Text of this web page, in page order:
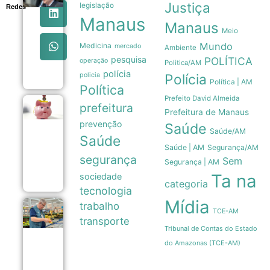
Redes
Milei recua
venda de
terras
queimadas
no Senado
07/08
Poupança
registra
saída
líquida de
R$ 7,15
em julho
07/08
Cesta
básica
legislação
Manaus
Medicina mercado
operação pesquisa
policia polícia
Política
prefeitura
prevenção
Saúde
segurança
sociedade
tecnologia
trabalho
transporte
Justiça
Manaus Meio
Ambiente Mundo
Politica/AM POLÍTICA
Polícia Política | AM
Prefeito David Almeida
Prefeitura de Manaus
Saúde Saúde/AM
Saúde | AM Segurança/AM
Segurança | AM Sem
categoria Ta na
Mídia TCE-AM
Tribunal de Contas do Estado
do Amazonas (TCE-AM)